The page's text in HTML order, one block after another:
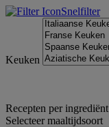
Snelfilter
Keuken
Recepten per ingrediënt
Selecteer maaltijdsoort